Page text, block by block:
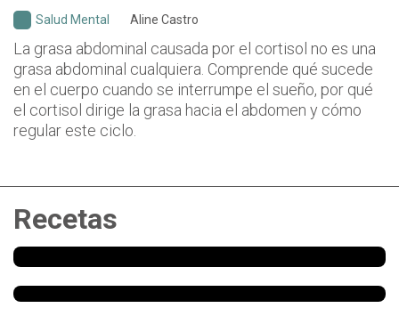
Salud Mental Aline Castro
La grasa abdominal causada por el cortisol no es una
grasa abdominal cualquiera. Comprende qué sucede
en el cuerpo cuando se interrumpe el sueño, por qué
el cortisol dirige la grasa hacia el abdomen y cómo
regular este ciclo.
Recetas